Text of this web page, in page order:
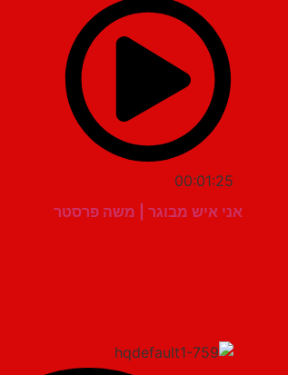
00:01:25
אני איש מבוגר | משה פרסטר